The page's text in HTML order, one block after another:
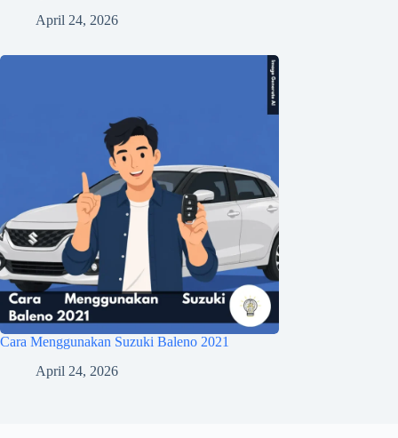
April 24, 2026
Cara Menggunakan Suzuki Baleno 2021
April 24, 2026